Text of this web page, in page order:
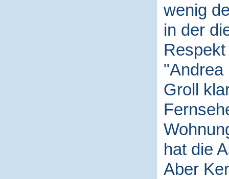
wenig
in der
"Andrea
Groll
hat die
Aber